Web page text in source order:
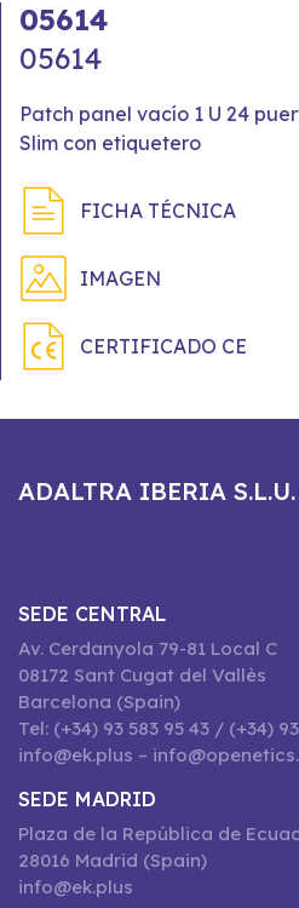
05614
05614
Patch panel vacío 1 U 24
Slim con etiquetero
FICHA TÉCNICA
IMAGEN
CERTIFICADO CE
ADALTRA IBERIA S.L.U.
SEDE CENTRAL
Av. Cerdanyola 79-81 Local C
08172 Sant Cugat del Vallès
Barcelona (Spain)
Tel: (+34) 93 583 95 43 / (+34)
info@ek.plus –
SEDE MADRID
Plaza de la República de
28016 Madrid (Spain)
info@ek.plus